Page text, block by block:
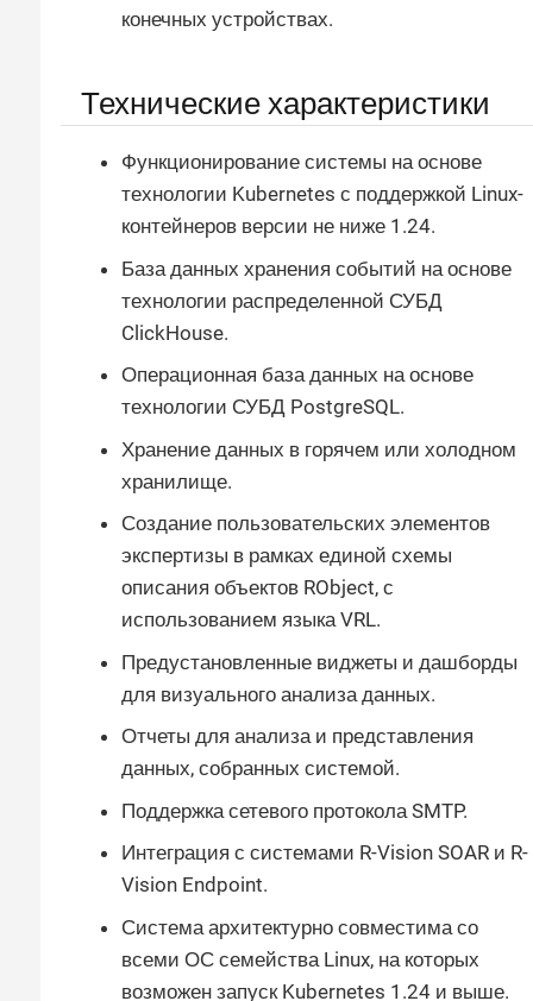
конечных устройствах.
Технические характеристики
Функционирование системы на основе
технологии Kubernetes с поддержкой Linux-
контейнеров версии не ниже 1.24.
База данных хранения событий на основе
технологии распределенной СУБД
ClickHouse.
Операционная база данных на основе
технологии СУБД PostgreSQL.
Хранение данных в горячем или холодном
хранилище.
Создание пользовательских элементов
экспертизы в рамках единой схемы
описания объектов RObject, с
использованием языка VRL.
Предустановленные виджеты и дашборды
для визуального анализа данных.
Отчеты для анализа и представления
данных, собранных системой.
Поддержка сетевого протокола SMTP.
Интеграция с системами R-Vision SOAR и R-
Vision Endpoint.
Система архитектурно совместима со
всеми ОС семейства Linux, на которых
возможен запуск Kubernetes 1.24 и выше.